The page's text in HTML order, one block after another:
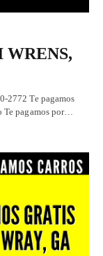
WRENS,
2772 Te pagamos
pagamos por…